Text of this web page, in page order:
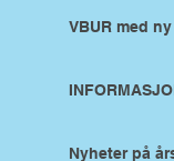
VBUR med
Nyheter på